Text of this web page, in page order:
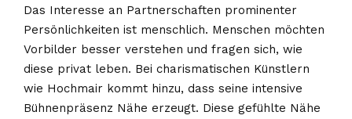
Das Interesse an Partnerschaften prominenter
Persönlichkeiten ist menschlich. Menschen möchten
Vorbilder besser verstehen und fragen sich, wie
diese privat leben. Bei charismatischen Künstlern
wie Hochmair kommt hinzu, dass seine intensive
Bühnenpräsenz Nähe erzeugt. Diese gefühlte Nähe